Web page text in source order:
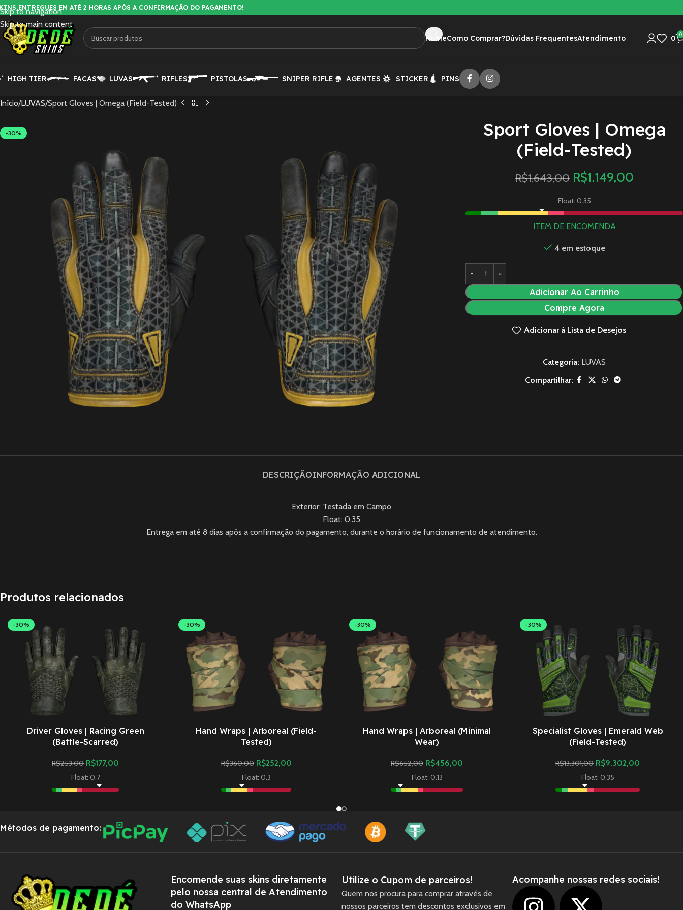
Skip to navigation
Skip to main content
ENTREGUES EM ATÉ 2 HORAS APÓS A CONFIRMAÇÃO DO PAGAMENTO!
HomeComo Comprar?Dúvidas FrequentesAtendimento 0 0
HIGH TIER FACAS LUVAS RIFLES PISTOLAS SNIPER RIFLE AGENTES STICKER PINS
Início LUVAS Sport Gloves | Omega (Field-Tested)
-30%
Sport Gloves | Omega
(Field-Tested)
R$1.643,00 R$1.149,00
Float: 0.35
ITEM DE ENCOMENDA
4 em estoque
Adicionar Ao Carrinho
Compre Agora
Adicionar à Lista de Desejos
Categoria: LUVAS
Compartilhar:
DESCRIÇÃOINFORMAÇÃO ADICIONAL
Exterior: Testada em Campo
Float: 0.35
Entrega em até 8 dias após a confirmação do pagamento, durante o horário de funcionamento de atendimento.
Produtos relacionados
-30%
Driver Gloves | Racing Green
(Battle-Scarred)
R$253,00 R$177,00
Float: 0.7
-30%
Hand Wraps | Arboreal (Field-
Tested)
R$360,00 R$252,00
Float: 0.3
-30%
Hand Wraps | Arboreal (Minimal
Wear)
R$652,00 R$456,00
Float: 0.13
-30%
Specialist Gloves | Emerald Web
(Field-Tested)
R$13.301,00 R$9.302,00
Float: 0.35
Métodos de pagamento:
Encomende suas skins diretamente
pelo nossa central de Atendimento
do WhatsApp
Utilize o Cupom de parceiros!
Quem nos procura para comprar através de
nossos parceiros tem descontos exclusivos em
Acompanhe nossas redes sociais!